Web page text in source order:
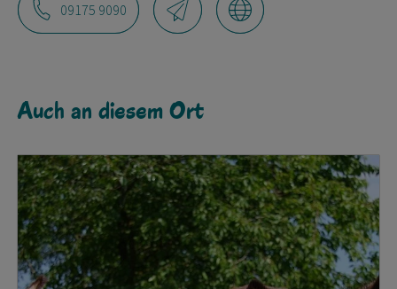
09175 9090
Auch an diesem Ort